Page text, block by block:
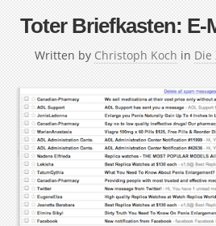
Toter Briefkasten: E-
Written by Christoph Koch in Die